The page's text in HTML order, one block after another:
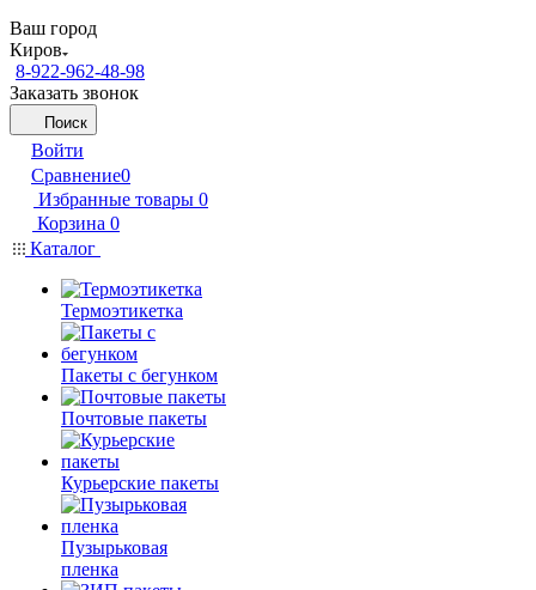
Ваш город
Киров
8-922-962-48-98
Заказать звонок
Поиск
Войти
Сравнение0
Избранные товары 0
Корзина 0
Каталог
Термоэтикетка
Пакеты с бегунком
Почтовые пакеты
Курьерские пакеты
Пузырьковая
пленка